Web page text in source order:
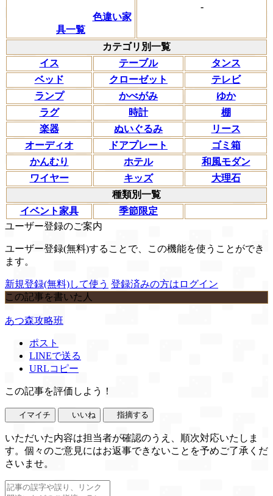
色違い家
具一覧
-
カテゴリ別一覧
イス
テーブル
タンス
ベッド
クローゼット
テレビ
ランプ
かべがみ
ゆか
ラグ
時計
棚
楽器
ぬいぐるみ
リース
オーディオ
ドアプレート
ゴミ箱
かんむり
ホテル
和風モダン
ワイヤー
キッズ
大理石
種類別一覧
イベント家具
季節限定
ユーザー登録のご案内
ユーザー登録(無料)することで、この機能を使うことができ
ます。
新規登録(無料)して使う 登録済みの方はログイン
この記事を書いた人
あつ森攻略班
ポスト
LINEで送る
URLコピー
この記事を評価しよう！
イマイチ いいね 指摘する
いただいた内容は担当者が確認のうえ、順次対応いたしま
す。個々のご意見にはお返事できないことを予めご了承くだ
さいませ。